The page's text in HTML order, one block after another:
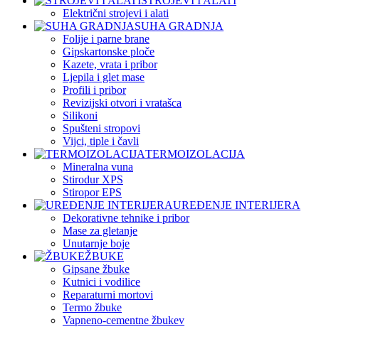
Električni strojevi i alati
SUHA GRADNJA
Folije i parne brane
Gipskartonske ploče
Kazete, vrata i pribor
Ljepila i glet mase
Profili i pribor
Revizijski otvori i vratašca
Silikoni
Spušteni stropovi
Vijci, tiple i čavli
TERMOIZOLACIJA
Mineralna vuna
Stirodur XPS
Stiropor EPS
UREĐENJE INTERIJERA
Dekorativne tehnike i pribor
Mase za gletanje
Unutarnje boje
ŽBUKE
Gipsane žbuke
Kutnici i vodilice
Reparaturni mortovi
Termo žbuke
Vapneno-cementne žbukev